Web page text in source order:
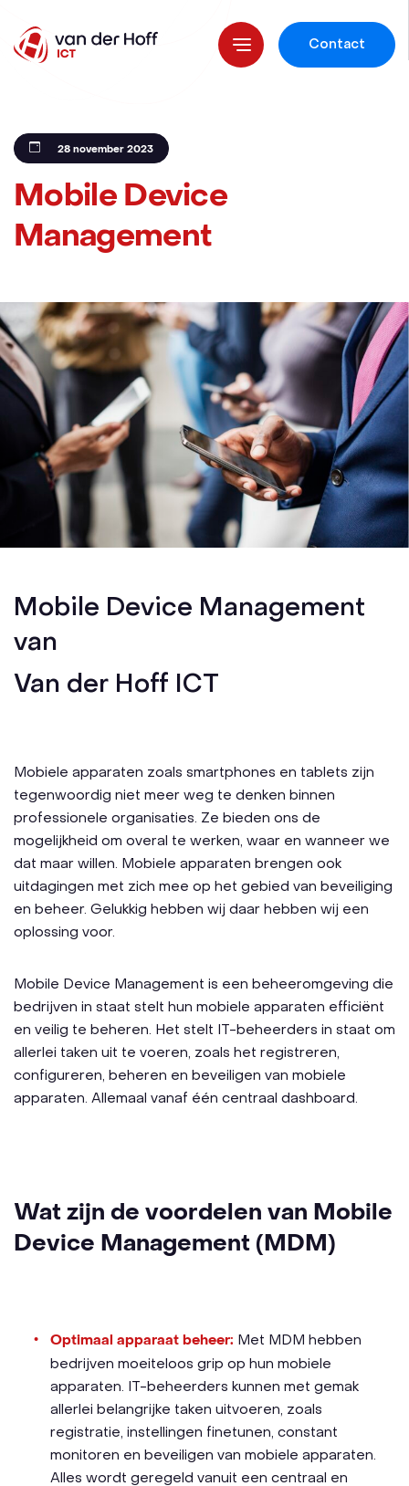
Contact
28 november 2023
Mobile Device
Management
Mobile Device Management
van
Van der Hoff ICT
Mobiele apparaten zoals smartphones en tablets zijn
tegenwoordig niet meer weg te denken binnen
professionele organisaties. Ze bieden ons de
mogelijkheid om overal te werken, waar en wanneer we
dat maar willen. Mobiele apparaten brengen ook
uitdagingen met zich mee op het gebied van beveiliging
en beheer. Gelukkig hebben wij daar hebben wij een
oplossing voor.
Mobile Device Management is een beheeromgeving die
bedrijven in staat stelt hun mobiele apparaten efficiënt
en veilig te beheren. Het stelt IT-beheerders in staat om
allerlei taken uit te voeren, zoals het registreren,
configureren, beheren en beveiligen van mobiele
apparaten. Allemaal vanaf één centraal dashboard.
Wat zijn de voordelen van Mobile
Device Management (MDM)
Optimaal apparaat beheer: Met MDM hebben
bedrijven moeiteloos grip op hun mobiele
apparaten. IT-beheerders kunnen met gemak
allerlei belangrijke taken uitvoeren, zoals
registratie, instellingen finetunen, constant
monitoren en beveiligen van mobiele apparaten.
Alles wordt geregeld vanuit een centraal en